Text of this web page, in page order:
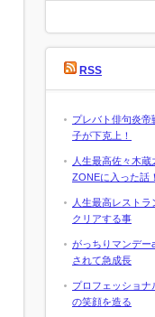
RSS
プレバト俳句炎
子が下克上！
人生最高佐々木
ZONEに入った話！
人生最高レスト
クリアする事
がっちりマンデー
されて急成長
プロフェッショ
の笑顔を造る